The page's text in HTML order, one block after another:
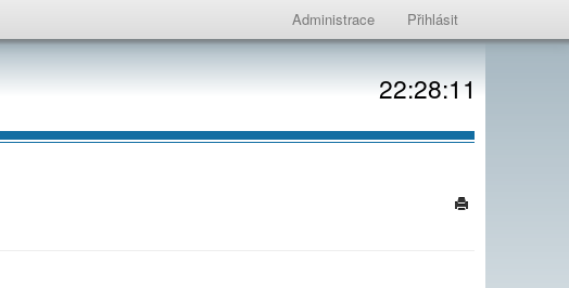
Administrace Přihlásit
22:28:11